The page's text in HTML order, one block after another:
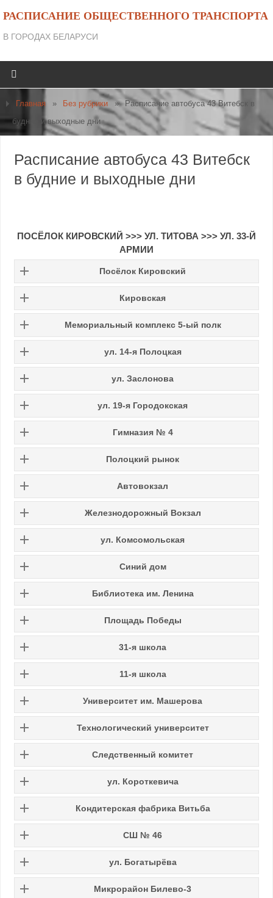
РАСПИСАНИЕ ОБЩЕСТВЕННОГО ТРАНСПОРТА
В ГОРОДАХ БЕЛАРУСИ
Главная » Без рубрики » Расписание автобуса 43 Витебск в
будние и выходные дни
Расписание автобуса 43 Витебск
в будние и выходные дни
ПОСЁЛОК КИРОВСКИЙ >>> УЛ. ТИТОВА >>> УЛ. 33-Й
АРМИИ
Посёлок Кировский
Кировская
Мемориальный комплекс 5-ый полк
ул. 14-я Полоцкая
ул. Заслонова
ул. 19-я Городокская
Гимназия № 4
Полоцкий рынок
Автовокзал
Железнодорожный Вокзал
ул. Комсомольская
Синий дом
Библиотека им. Ленина
Площадь Победы
31-я школа
11-я школа
Университет им. Машерова
Технологический университет
Следственный комитет
ул. Короткевича
Кондитерская фабрика Витьба
СШ № 46
ул. Богатырёва
Микрорайон Билево-3